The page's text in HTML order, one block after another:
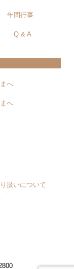
年間行事
Q & A
へ
へ
扱いについて